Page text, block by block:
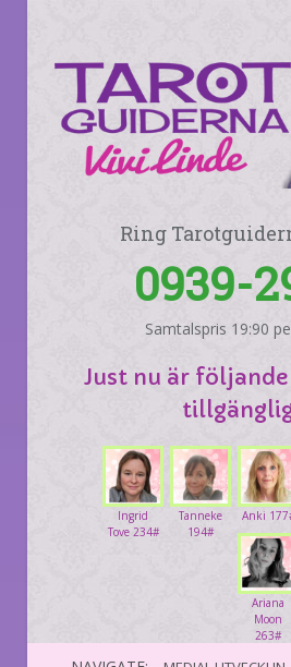
Ring
0939-
Samtalspris 19:90
Just nu är
Anki
Tanneke
194#
Ingrid
Tove 234#
Ariana
Moon
263#